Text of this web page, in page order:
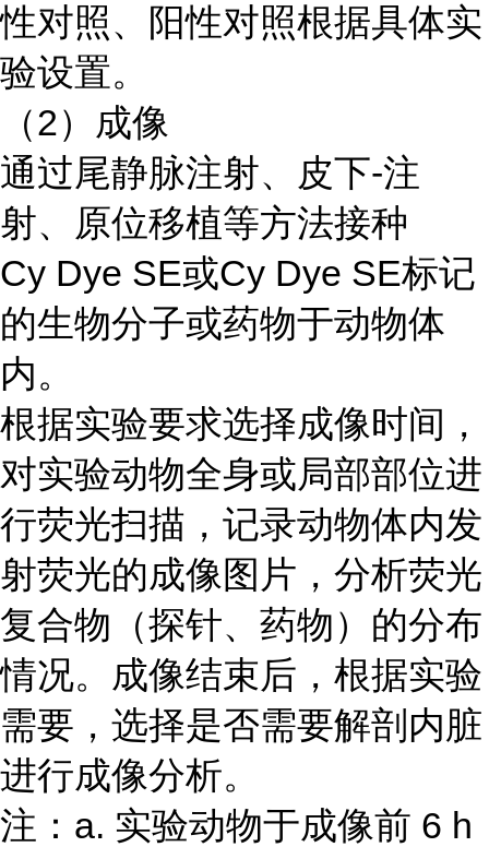
性对照、阳性对照根据具体实
验设置。
（2）成像
通过尾静脉注射、皮下-注
射、原位移植等方法接种
Cy Dye SE或Cy Dye SE标记
的生物分子或药物于动物体
内。
根据实验要求选择成像时间，
对实验动物全身或局部部位进
行荧光扫描，记录动物体内发
射荧光的成像图片，分析荧光
复合物（探针、药物）的分布
情况。成像结束后，根据实验
需要，选择是否需要解剖内脏
进行成像分析。
注：a. 实验动物于成像前 6 h